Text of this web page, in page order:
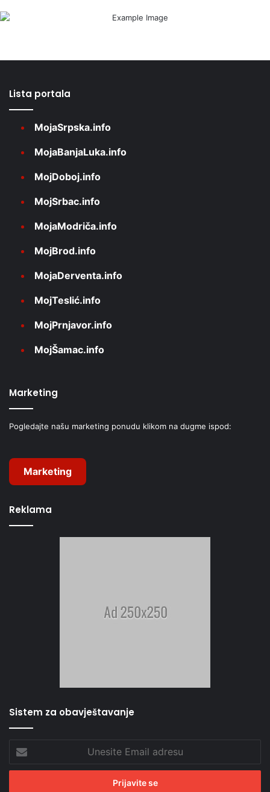
Lista portala
MojaSrpska.info
MojaBanjaLuka.info
MojDoboj.info
MojSrbac.info
MojaModriča.info
MojBrod.info
MojaDerventa.info
MojTeslić.info
MojPrnjavor.info
MojŠamac.info
Marketing
Pogledajte našu marketing ponudu klikom na dugme ispod:
Marketing
Reklama
Sistem za obavještavanje
Unesite
Email
adresu